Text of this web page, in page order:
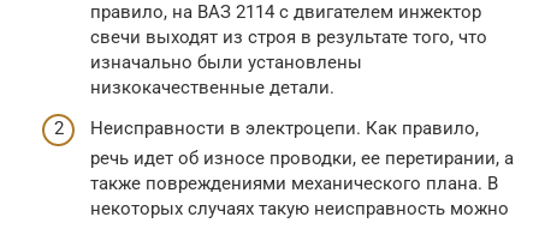
правило, на ВАЗ 2114 с двигателем инжектор
свечи выходят из строя в результате того, что
изначально были установлены
низкокачественные детали.
Неисправности в электроцепи. Как правило,
речь идет об износе проводки, ее перетирании, а
также повреждениями механического плана. В
некоторых случаях такую неисправность можно